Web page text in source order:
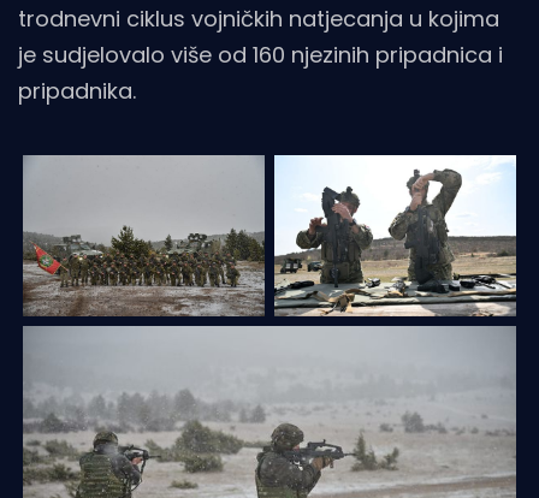
trodnevni ciklus vojničkih natjecanja u kojima
je sudjelovalo više od 160 njezinih pripadnica i
pripadnika.